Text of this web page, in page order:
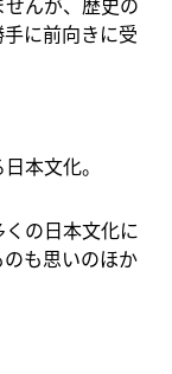
に前向きに受
本文化。
の日本文化に
も思いのほか